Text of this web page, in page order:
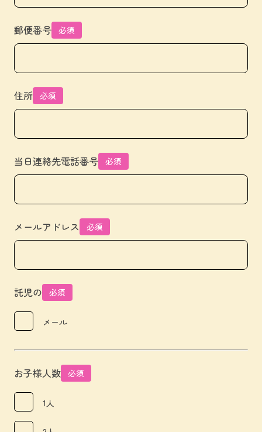
郵便番号 必須
住所 必須
当日連絡先電話番号 必須
メールアドレス 必須
託児の 必須
メール
お子様人数 必須
1人